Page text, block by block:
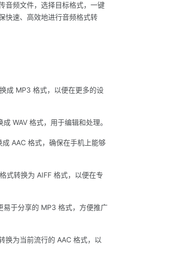
音频文件，选择目标格式，一键
快速、高效地进行音频格式转
成 MP3 格式，以便在更多的设
WAV 格式，用于编辑和处理。
AAC 格式，确保在手机上能够
式转换为 AIFF 格式，以便在专
于分享的 MP3 格式，方便推广
换为当前流行的 AAC 格式，以